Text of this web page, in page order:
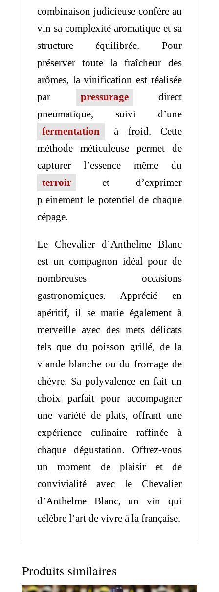
combinaison judicieuse confère au
vin sa complexité aromatique et sa
structure équilibrée. Pour
préserver toute la fraîcheur des
arômes, la vinification est réalisée
par
pressurage
direct
pneumatique, suivi d’une
fermentation
à froid. Cette
méthode méticuleuse permet de
capturer l’essence même du
terroir
et d’exprimer
pleinement le potentiel de chaque
cépage.
Le Chevalier d’Anthelme Blanc
est un compagnon idéal pour de
nombreuses occasions
gastronomiques. Apprécié en
apéritif, il se marie également à
merveille avec des mets délicats
tels que du poisson grillé, de la
viande blanche ou du fromage de
chèvre. Sa polyvalence en fait un
choix parfait pour accompagner
une variété de plats, offrant une
expérience culinaire raffinée à
chaque dégustation. Offrez-vous
un moment de plaisir et de
convivialité avec le Chevalier
d’Anthelme Blanc, un vin qui
célèbre l’art de vivre à la française.
Produits similaires